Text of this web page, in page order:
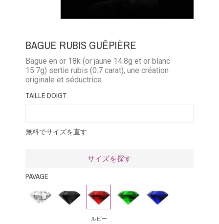
BAGUE RUBIS GUÊPIÈRE
Bague en or 18k (or jaune 14.8g et or blanc
15.7g) sertie rubis (0.7 carat), une création
originale et séductrice
TAILLE DOIGT
無料でサイズを直す
サイズを探す
PAVAGE
ダ
ブ
ラ
ル
ビ
ー
ルビー
エ
メ
ブ
ル